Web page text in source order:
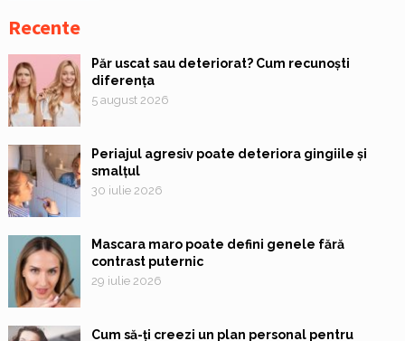
Recente
Păr uscat sau deteriorat? Cum recunoști
diferența
5 august 2026
Periajul agresiv poate deteriora gingiile și
smalțul
30 iulie 2026
Mascara maro poate defini genele fără
contrast puternic
29 iulie 2026
Cum să-ți creezi un plan personal pentru